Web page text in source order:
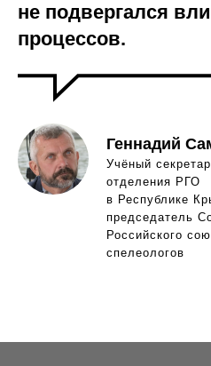
не подвергался
процессов.
Геннадий
Учёный
отделения РГО
в Республике
председатель
Российского
спелеологов